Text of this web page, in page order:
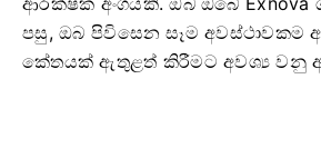
පසු, ඔබ පිවිසෙන සෑම අවස්ථාවකම
කේතයක් ඇතුළත් කිරීමට අවශ්‍ය වනු